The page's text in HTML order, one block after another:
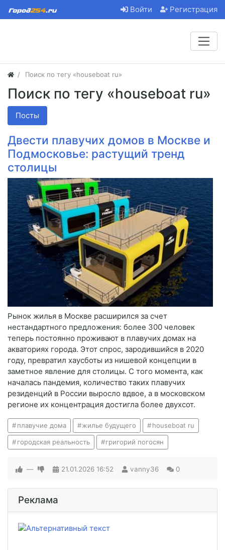
Войти Регистрация
Поиск по тегу «houseboat ru»
Поиск по тегу «houseboat ru»
Посты
Двести плавучих домов в Москве и
Подмосковье: растущий тренд
столицы
Рынок жилья в Москве расширился за счет
нестандартного предложения: более 300 человек
теперь постоянно проживают в плавучих домах на
акваториях города. Этот спрос, зародившийся в 2020
году, превратил хаусботы из нишевой концепции в
заметное явление для столицы. С того момента, как
началась пандемия, количество таких плавучих
резиденций в России выросло вдвое, а в московском
регионе их концентрация достигла более двухсот.
плавучие дома жилье будущего houseboat ru
городская реальность григорий погосян
— 21.01.2026 16:52 vanny36 0
Реклама